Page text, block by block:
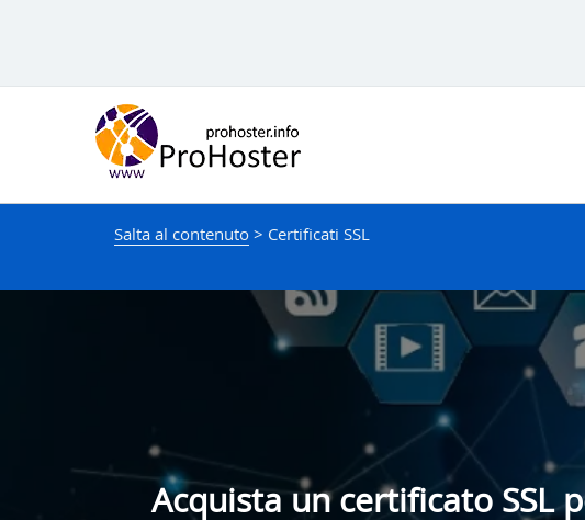
Salta al contenuto > Certificati SSL
Acquista un certificato SSL